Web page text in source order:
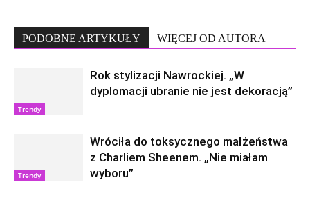
PODOBNE ARTYKUŁY WIĘCEJ OD AUTORA
Trendy
Rok stylizacji Nawrockiej. „W
dyplomacji ubranie nie jest dekoracją”
Trendy
Wróciła do toksycznego małżeństwa
z Charliem Sheenem. „Nie miałam
wyboru”